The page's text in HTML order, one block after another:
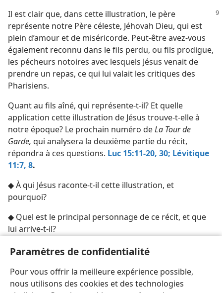
Paramètres de confidentialité
Pour vous offrir la meilleure expérience possible,
nous utilisons des cookies et des technologies
Il est clair que, dans cette illustration, le père
représente notre Père céleste, Jéhovah Dieu, qui est
plein d’amour et de miséricorde. Peut-être avez-vous
également reconnu dans le fils perdu, ou fils prodigue,
les pécheurs notoires avec lesquels Jésus venait de
prendre un repas, ce qui lui valait les critiques des
Pharisiens.
Quant au fils aîné, qui représente-t-il? Et quelle
application cette illustration de Jésus trouve-t-elle à
notre époque? Le prochain numéro deLa Tour de
Garde, qui analysera la deuxième partie du récit,
répondra à ces questions. Luc 15:11-20, 30; Lévitique
11:7, 8.
◆ À qui Jésus raconte-t-il cette illustration, et
pourquoi?
◆ Quel est le principal personnage de ce récit, et que
lui arrive-t-il?
◆ Qui le père et le fils cadet représentent-ils?
◆ À quelles questions le prochain numéro deLa Tour
de Garderépondra-t-il?